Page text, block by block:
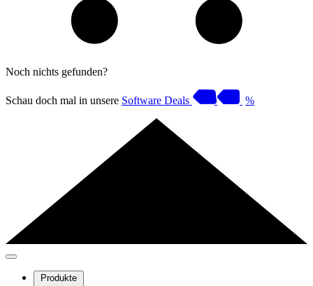
Noch nichts gefunden?
Schau doch mal in unsere Software Deals %
Produkte